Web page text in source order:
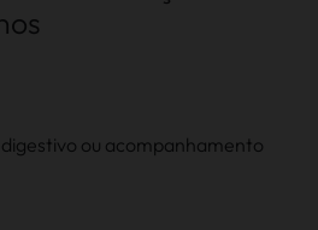
ou acompanhamento